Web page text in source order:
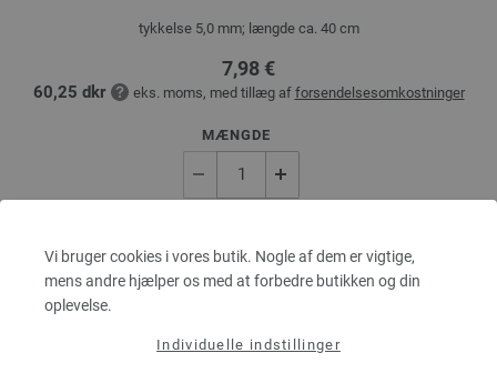
Vi bruger cookies i vores butik. Nogle af dem er vigtige,
mens andre hjælper os med at forbedre butikken og din
oplevelse.
Individuelle indstillinger
tykkelse 5,0 mm; længde ca. 40 cm
7,98 €
60,25 dkr eks. moms, med tillæg af forsendelsesomkostninger
MÆNGDE